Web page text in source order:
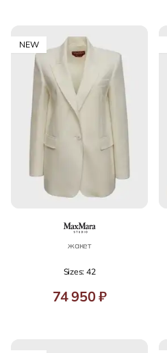
NEW
жакет
Sizes: 42
74 950 ₽